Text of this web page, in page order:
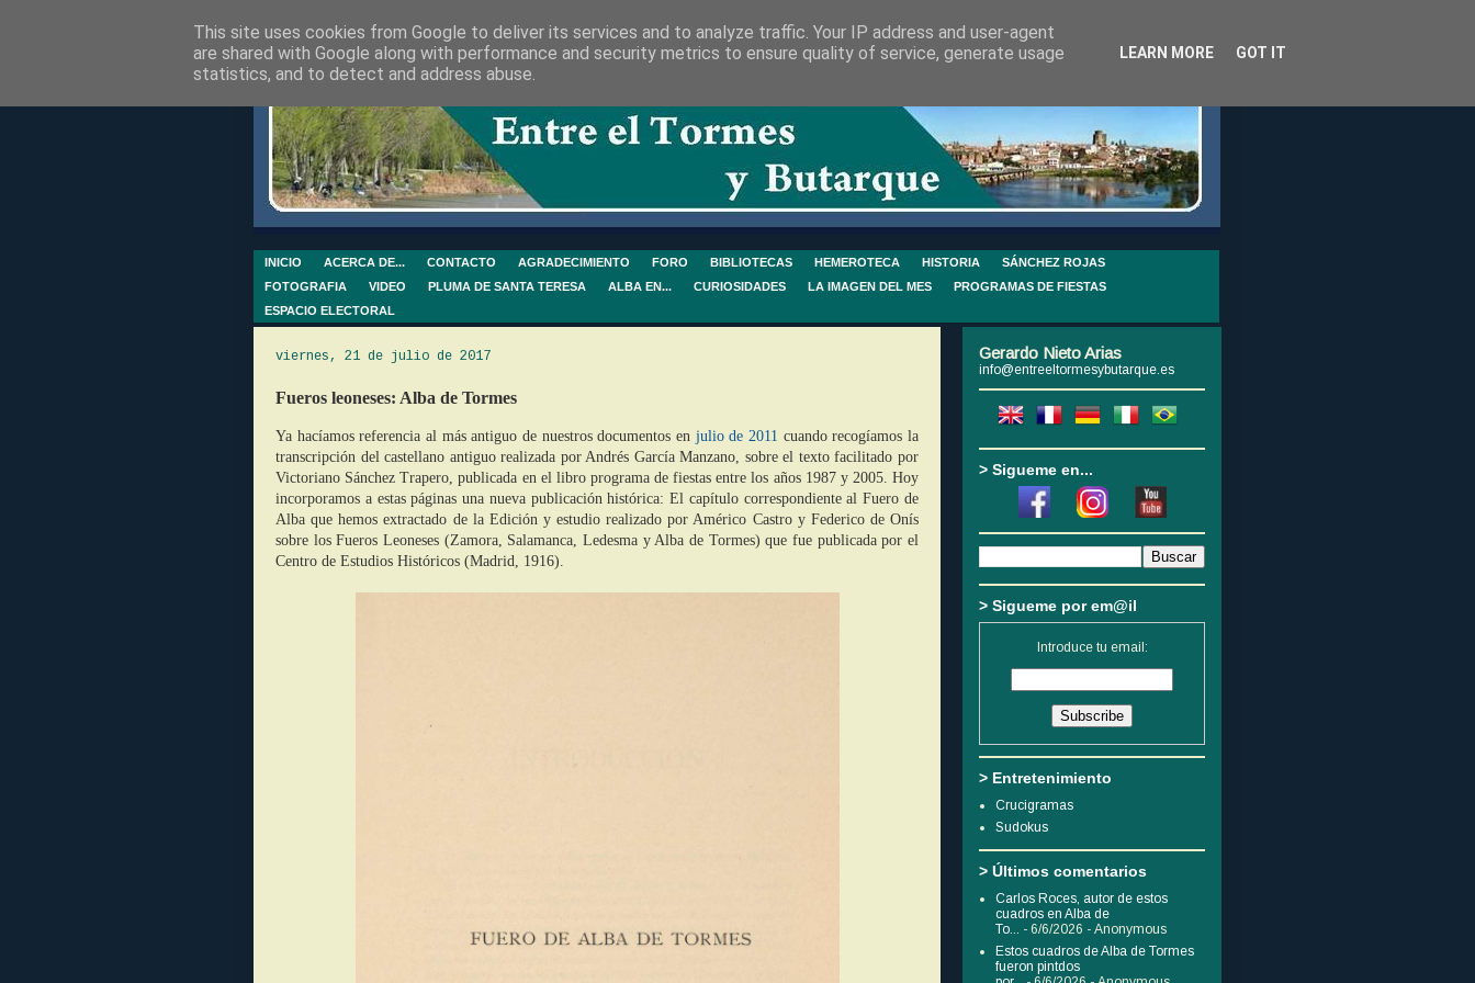
INICIO ACERCA DE... CONTACTO AGRADECIMIENTO FORO BIBLIOTECAS HEMEROTECA HISTORIA
SÁNCHEZ ROJAS
FOTOGRAFIA
VIDEO PLUMA DE SANTA TERESA ALBA EN... CURIOSIDADES LA IMAGEN DEL MES
PROGRAMAS DE FIESTAS
ESPACIO ELECTORAL
viernes, 21 de julio de 2017
Fueros leoneses: Alba de Tormes
Ya hacíamos referencia al más antiguo de nuestros documentos en julio de 2011 cuando recogíamos la
transcripción del castellano antiguo realizada por Andrés García Manzano, sobre el texto facilitado por
Victoriano Sánchez Trapero, publicada en el libro programa de fiestas entre los años 1987 y 2005. Hoy
incorporamos a estas páginas una nueva publicación histórica: El capítulo correspondiente al Fuero de
Alba que hemos extractado de la Edición y estudio realizado por Américo Castro y Federico de Onís
sobre los Fueros Leoneses (Zamora, Salamanca, Ledesma y Alba de Tormes) que fue publicada por el
Centro de Estudios Históricos (Madrid, 1916).
Gerardo Nieto Arias
info@entreeltormesybutarque.es
> Sigueme en...
> Sigueme por em@il
Introduce tu email:
> Entretenimiento
Crucigramas
Sudokus
> Últimos comentarios
Carlos Roces, autor de estos
cuadros en Alba de
To... - 6/6/2026 - Anonymous
Estos cuadros de Alba de Tormes
fueron pintdos
This site uses cookies from Google to deliver its services and to analyze traffic. Your IP address and user-agent
are shared with Google along with performance and security metrics to ensure quality of service, generate usage
statistics, and to detect and address abuse.
LEARN MORE GOT IT